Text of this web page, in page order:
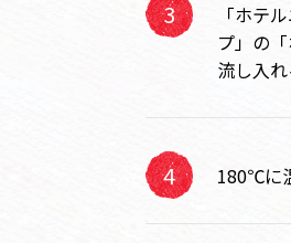
「ホテ
プ」の
流し入れ
180℃に